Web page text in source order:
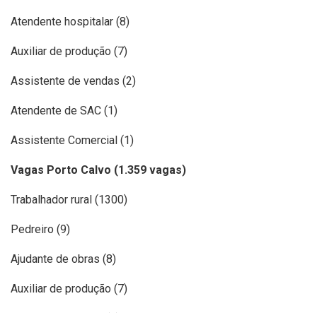
Atendente hospitalar (8)
Auxiliar de produção (7)
Assistente de vendas (2)
Atendente de SAC (1)
Assistente Comercial (1)
Vagas Porto Calvo (1.359 vagas)
Trabalhador rural (1300)
Pedreiro (9)
Ajudante de obras (8)
Auxiliar de produção (7)